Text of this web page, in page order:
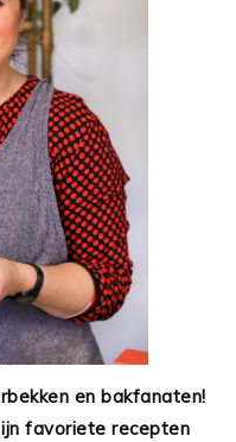
en bakfanaten!
favoriete recepten